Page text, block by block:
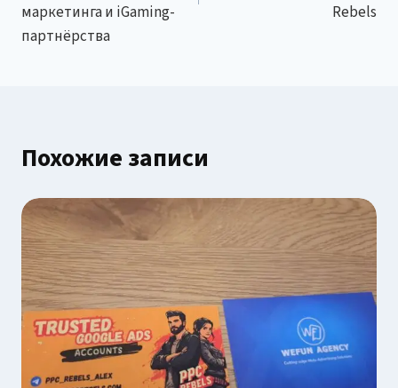
маркетинга и iGaming-
партнёрства
Rebels
Похожие записи